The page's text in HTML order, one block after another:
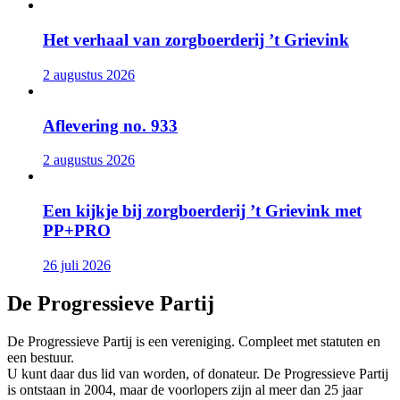
Het verhaal van zorgboerderij ’t Grievink
2 augustus 2026
Aflevering no. 933
2 augustus 2026
Een kijkje bij zorgboerderij ’t Grievink met
PP+PRO
26 juli 2026
De Progressieve Partij
De Progressieve Partij is een vereniging. Compleet met statuten en
een bestuur.
U kunt daar dus lid van worden, of donateur. De Progressieve Partij
is ontstaan in 2004, maar de voorlopers zijn al meer dan 25 jaar